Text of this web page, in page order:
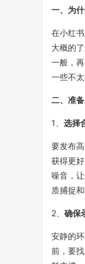
一、为
在小红
大概的
一般，
一些不
二、准
1、 选择
要发布
获得更
噪音，
质捕捉
2、 确保
安静的
前，要